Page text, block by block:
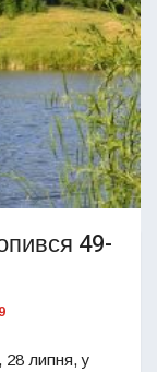
49-
28 липня, у